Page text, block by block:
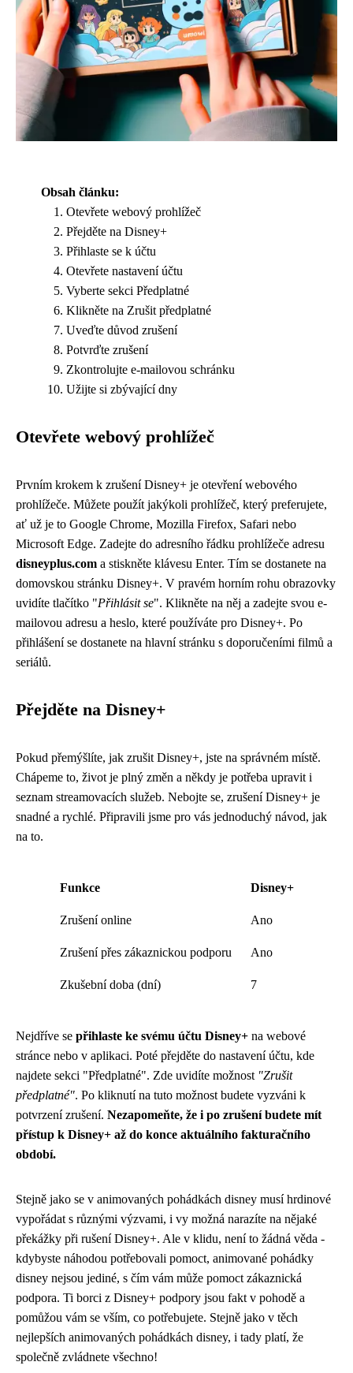
Obsah článku:
Otevřete webový prohlížeč
Přejděte na Disney+
Přihlaste se k účtu
Otevřete nastavení účtu
Vyberte sekci Předplatné
Klikněte na Zrušit předplatné
Uveďte důvod zrušení
Potvrďte zrušení
Zkontrolujte e-mailovou schránku
Užijte si zbývající dny
Otevřete webový prohlížeč
Prvním krokem k zrušení Disney+ je otevření webového
prohlížeče. Můžete použít jakýkoli prohlížeč, který preferujete,
ať už je to Google Chrome, Mozilla Firefox, Safari nebo
Microsoft Edge. Zadejte do adresního řádku prohlížeče adresu
disneyplus.com a stiskněte klávesu Enter. Tím se dostanete na
domovskou stránku Disney+. V pravém horním rohu obrazovky
uvidíte tlačítko "Přihlásit se". Klikněte na něj a zadejte svou e-
mailovou adresu a heslo, které používáte pro Disney+. Po
přihlášení se dostanete na hlavní stránku s doporučeními filmů a
seriálů.
Přejděte na Disney+
Pokud přemýšlíte, jak zrušit Disney+, jste na správném místě.
Chápeme to, život je plný změn a někdy je potřeba upravit i
seznam streamovacích služeb. Nebojte se, zrušení Disney+ je
snadné a rychlé. Připravili jsme pro vás jednoduchý návod, jak
na to.
Funkce Disney+
Zrušení online Ano
Zrušení přes zákaznickou podporu Ano
Zkušební doba (dní) 7
Nejdříve se přihlaste ke svému účtu Disney+ na webové
stránce nebo v aplikaci. Poté přejděte do nastavení účtu, kde
najdete sekci "Předplatné". Zde uvidíte možnost "Zrušit
předplatné". Po kliknutí na tuto možnost budete vyzváni k
potvrzení zrušení. Nezapomeňte, že i po zrušení budete mít
přístup k Disney+ až do konce aktuálního fakturačního
období.
Stejně jako se v animovaných pohádkách disney musí hrdinové
vypořádat s různými výzvami, i vy možná narazíte na nějaké
překážky při rušení Disney+. Ale v klidu, není to žádná věda -
kdybyste náhodou potřebovali pomoct, animované pohádky
disney nejsou jediné, s čím vám může pomoct zákaznická
podpora. Ti borci z Disney+ podpory jsou fakt v pohodě a
pomůžou vám se vším, co potřebujete. Stejně jako v těch
nejlepších animovaných pohádkách disney, i tady platí, že
společně zvládnete všechno!